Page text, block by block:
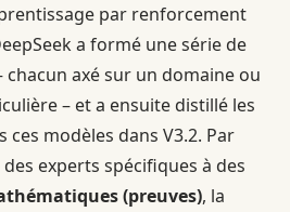
par renforcement
a formé une série de
chacun axé sur un domaine ou
– et a ensuite distillé les
ces modèles dans V3.2. Par
experts spécifiques à des
(preuves), la